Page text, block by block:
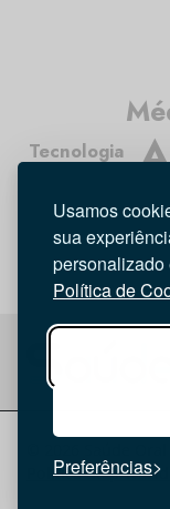
Usamos
sua
personalizado
Política de
Preferências
Tecnologia
Política de